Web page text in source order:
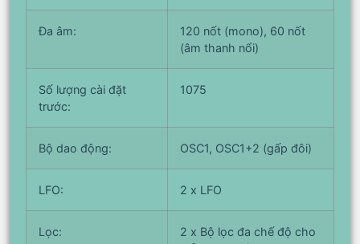
Đa âm:
120 nốt (mono), 60 nốt
(âm thanh nổi)
Số lượng cài đặt
trước:
1075
Bộ dao động: OSC1, OSC1+2 (gấp đôi)
LFO: 2 x LFO
Lọc:
2 x Bộ lọc đa chế độ cho